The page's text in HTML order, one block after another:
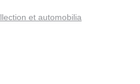
et automobilia